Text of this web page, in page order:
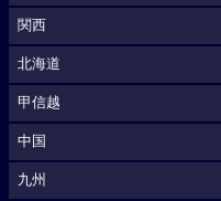
関西
北海道
甲信越
中国
九州